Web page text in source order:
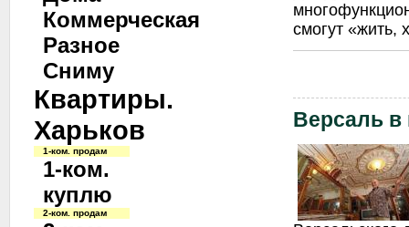
Коммерческая
Разное
Сниму
Квартиры.
Харьков
1-ком. продам
1-ком.
куплю
2-ком. продам
смогут «жить,
Версаль в